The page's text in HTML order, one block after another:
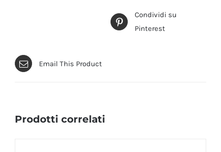
Condividi su
Pinterest
Email This Product
Prodotti correlati